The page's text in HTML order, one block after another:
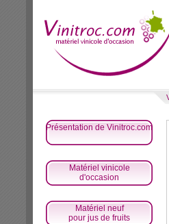
Présentation de Vinitroc.com
Matériel vinicole
d'occasion
Matériel neuf
pour jus de fruits